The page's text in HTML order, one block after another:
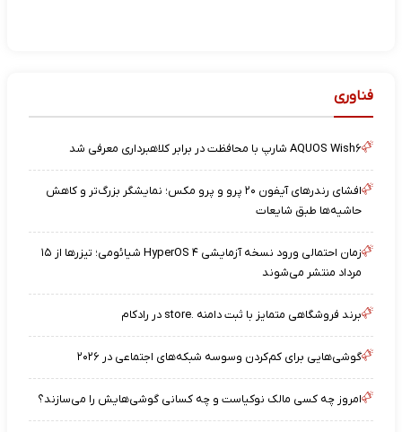
فناوری
AQUOS Wish۶ شارپ با محافظت در برابر کلاهبرداری معرفی شد
افشای رندرهای آیفون ۲۰ پرو و پرو مکس؛ نمایشگر بزرگ‌تر و کاهش
حاشیه‌ها طبق شایعات
زمان احتمالی ورود نسخه آزمایشی HyperOS ۴ شیائومی؛ تیزرها از ۱۵
مرداد منتشر می‌شوند
برند فروشگاهی متمایز با ثبت دامنه .store در رادکام
گوشی‌هایی برای کم‌کردن وسوسه شبکه‌های اجتماعی در ۲۰۲۶
امروز چه کسی مالک نوکیاست و چه کسانی گوشی‌هایش را می‌سازند؟